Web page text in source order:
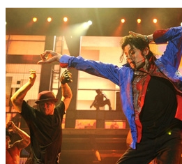
Compartir